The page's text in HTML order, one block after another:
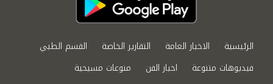
الرئيسية الاخبار العامة التقارير الخاصة
القسم الطبي
فيديوهات متنوعة
اخبار الفن
منوعات مسيحية